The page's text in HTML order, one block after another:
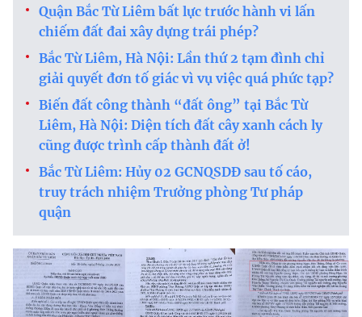
Quận Bắc Từ Liêm bất lực trước hành vi lấn
chiếm đất đai xây dựng trái phép?
Bắc Từ Liêm, Hà Nội: Lần thứ 2 tạm đình chỉ
giải quyết đơn tố giác vì vụ việc quá phức tạp?
Biến đất công thành “đất ông” tại Bắc Từ
Liêm, Hà Nội: Diện tích đất cây xanh cách ly
cũng được trình cấp thành đất ở!
Bắc Từ Liêm: Hủy 02 GCNQSDĐ sau tố cáo,
truy trách nhiệm Trưởng phòng Tư pháp
quận